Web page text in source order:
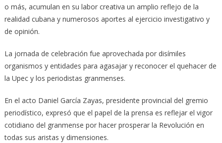
o más, acumulan en su labor creativa un amplio reflejo de la
realidad cubana y numerosos aportes al ejercicio investigativo y
de opinión.
La jornada de celebración fue aprovechada por disímiles
organismos y entidades para agasajar y reconocer el quehacer de
la Upec y los periodistas granmenses.
En el acto Daniel García Zayas, presidente provincial del gremio
periodístico, expresó que el papel de la prensa es reflejar el vigor
cotidiano del granmense por hacer prosperar la Revolución en
todas sus aristas y dimensiones.